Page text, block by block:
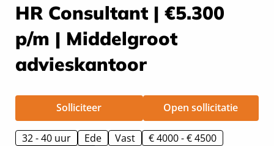
HR Consultant | €5.300
p/m | Middelgroot
advieskantoor
32 - 40 uur Ede Vast
€ 4000 - € 4500
Solliciteer Open sollicitatie